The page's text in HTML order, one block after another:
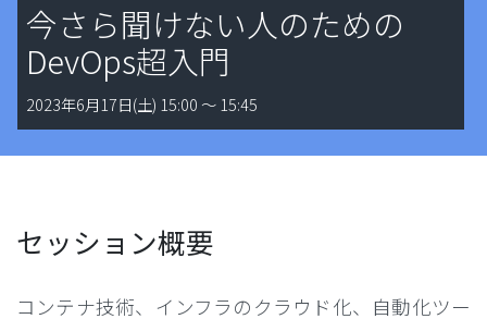
今さら聞けない人のための
DevOps超入門
2023年6月17日(土) 15:00 〜 15:45
セッション概要
コンテナ技術、インフラのクラウド化、自動化ツー